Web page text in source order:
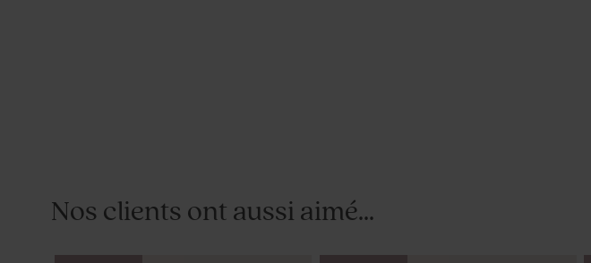
Nos clients ont aussi aimé...